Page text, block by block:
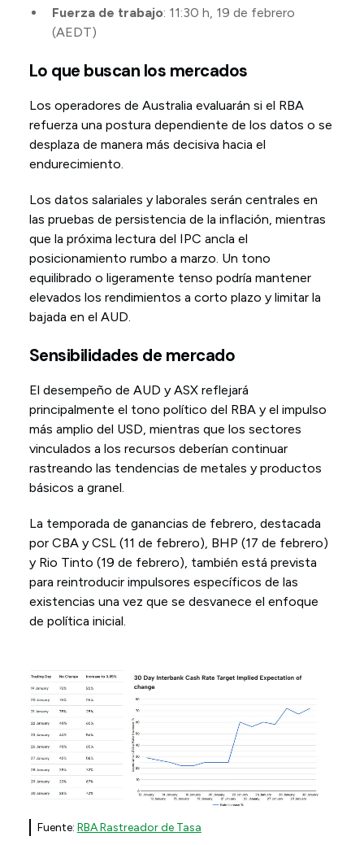
Fuerza de trabajo: 11:30 h, 19 de febrero
(AEDT)
Lo que buscan los mercados
Los operadores de Australia evaluarán si el RBA
refuerza una postura dependiente de los datos o se
desplaza de manera más decisiva hacia el
endurecimiento.
Los datos salariales y laborales serán centrales en
las pruebas de persistencia de la inflación, mientras
que la próxima lectura del IPC ancla el
posicionamiento rumbo a marzo. Un tono
equilibrado o ligeramente tenso podría mantener
elevados los rendimientos a corto plazo y limitar la
bajada en el AUD.
Sensibilidades de mercado
El desempeño de AUD y ASX reflejará
principalmente el tono político del RBA y el impulso
más amplio del USD, mientras que los sectores
vinculados a los recursos deberían continuar
rastreando las tendencias de metales y productos
básicos a granel.
La temporada de ganancias de febrero, destacada
por CBA y CSL (11 de febrero), BHP (17 de febrero)
y Rio Tinto (19 de febrero), también está prevista
para reintroducir impulsores específicos de las
existencias una vez que se desvanece el enfoque
de política inicial.
Fuente: RBA Rastreador de Tasa